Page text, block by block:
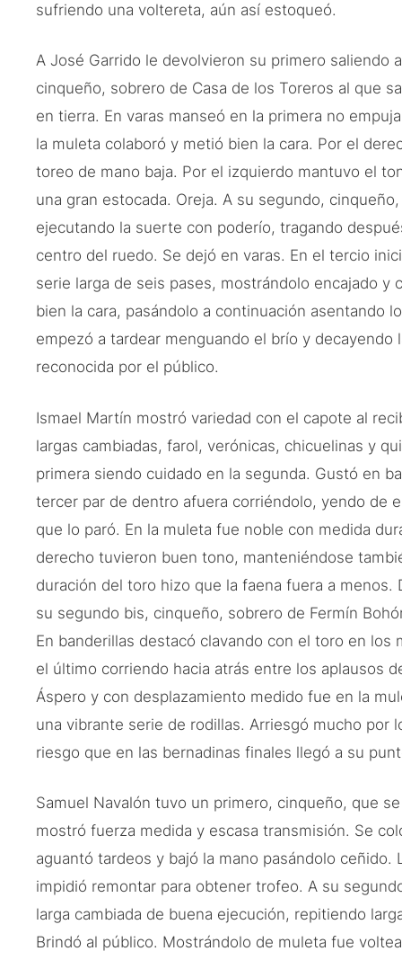
sufriendo una voltereta, aún así estoqueó.
A José Garrido le devolvieron su primero saliendo
cinqueño, sobrero de Casa de los Toreros al que
en tierra. En varas manseó en la primera no
la muleta colaboró y metió bien la cara. Por el
toreo de mano baja. Por el izquierdo mantuvo el
una gran estocada. Oreja. A su segundo,
ejecutando la suerte con poderío, tragando
centro del ruedo. Se dejó en varas. En el tercio
serie larga de seis pases, mostrándolo encajado
bien la cara, pasándolo a continuación asentando
empezó a tardear menguando el brío y decayendo
reconocida por el público.
Ismael Martín mostró variedad con el capote al
largas cambiadas, farol, verónicas, chicuelinas y
primera siendo cuidado en la segunda. Gustó en
tercer par de dentro afuera corriéndolo, yendo de
que lo paró. En la muleta fue noble con medida
derecho tuvieron buen tono, manteniéndose
duración del toro hizo que la faena fuera a menos.
su segundo bis, cinqueño, sobrero de Fermín
En banderillas destacó clavando con el toro en
el último corriendo hacia atrás entre los aplausos
Áspero y con desplazamiento medido fue en la
una vibrante serie de rodillas. Arriesgó mucho por
riesgo que en las bernadinas finales llegó a su
Samuel Navalón tuvo un primero, cinqueño, que
mostró fuerza medida y escasa transmisión. Se
aguantó tardeos y bajó la mano pasándolo ceñido.
impidió remontar para obtener trofeo. A su
larga cambiada de buena ejecución, repitiendo
Brindó al público. Mostrándolo de muleta fue